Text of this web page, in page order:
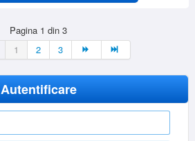
Pagina 1 din 3
1
2 3
Autentificare